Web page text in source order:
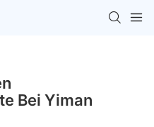
Bei Yiman